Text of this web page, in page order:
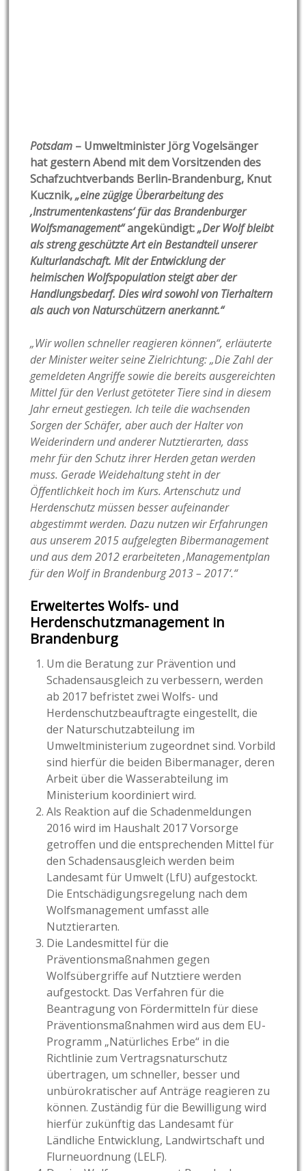
Potsdam – Umweltminister Jörg Vogelsänger
hat gestern Abend mit dem Vorsitzenden des
Schafzuchtverbands Berlin-Brandenburg, Knut
Kucznik,„eine zügige Überarbeitung des
,Instrumentenkastens‘ für das Brandenburger
Wolfsmanagement“angekündigt:„Der Wolf bleibt
als streng geschützte Art ein Bestandteil unserer
Kulturlandschaft. Mit der Entwicklung der
heimischen Wolfspopulation steigt aber der
Handlungsbedarf. Dies wird sowohl von Tierhaltern
als auch von Naturschützern anerkannt.“
„Wir wollen schneller reagieren können“, erläuterte
der Minister weiter seine Zielrichtung: „Die Zahl der
gemeldeten Angriffe sowie die bereits ausgereichten
Mittel für den Verlust getöteter Tiere sind in diesem
Jahr erneut gestiegen. Ich teile die wachsenden
Sorgen der Schäfer, aber auch der Halter von
Weiderindern und anderer Nutztierarten, dass
mehr für den Schutz ihrer Herden getan werden
muss. Gerade Weidehaltung steht in der
Öffentlichkeit hoch im Kurs. Artenschutz und
Herdenschutz müssen besser aufeinander
abgestimmt werden. Dazu nutzen wir Erfahrungen
aus unserem 2015 aufgelegten Bibermanagement
und aus dem 2012 erarbeiteten ,Managementplan
für den Wolf in Brandenburg 2013 – 2017‘.“
Erweitertes Wolfs- und
Herdenschutzmanagement in
Brandenburg
Um die Beratung zur Prävention und
Schadensausgleich zu verbessern, werden
ab 2017 befristet zwei Wolfs- und
Herdenschutzbeauftragte eingestellt, die
der Naturschutzabteilung im
Umweltministerium zugeordnet sind. Vorbild
sind hierfür die beiden Bibermanager, deren
Arbeit über die Wasserabteilung im
Ministerium koordiniert wird.
Als Reaktion auf die Schadenmeldungen
2016 wird im Haushalt 2017 Vorsorge
getroffen und die entsprechenden Mittel für
den Schadensausgleich werden beim
Landesamt für Umwelt (LfU) aufgestockt.
Die Entschädigungsregelung nach dem
Wolfsmanagement umfasst alle
Nutztierarten.
Die Landesmittel für die
Präventionsmaßnahmen gegen
Wolfsübergriffe auf Nutztiere werden
aufgestockt. Das Verfahren für die
Beantragung von Fördermitteln für diese
Präventionsmaßnahmen wird aus dem EU-
Programm „Natürliches Erbe“ in die
Richtlinie zum Vertragsnaturschutz
übertragen, um schneller, besser und
unbürokratischer auf Anträge reagieren zu
können. Zuständig für die Bewilligung wird
hierfür zukünftig das Landesamt für
Ländliche Entwicklung, Landwirtschaft und
Flurneuordnung (LELF).